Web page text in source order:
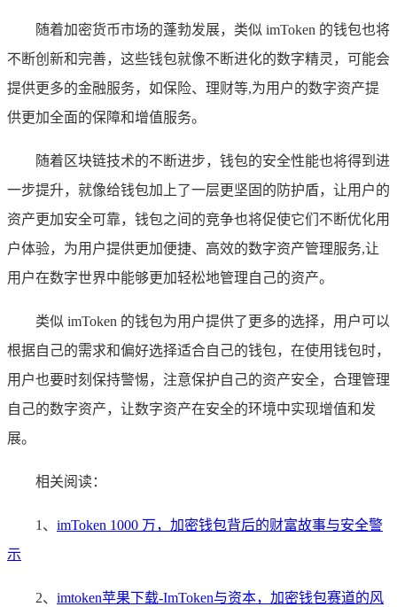
随着加密货币市场的蓬勃发展，类似 imToken 的钱包也将
不断创新和完善，这些钱包就像不断进化的数字精灵，可能会
提供更多的金融服务，如保险、理财等,为用户的数字资产提
供更加全面的保障和增值服务。
随着区块链技术的不断进步，钱包的安全性能也将得到进
一步提升，就像给钱包加上了一层更坚固的防护盾，让用户的
资产更加安全可靠，钱包之间的竞争也将促使它们不断优化用
户体验，为用户提供更加便捷、高效的数字资产管理服务,让
用户在数字世界中能够更加轻松地管理自己的资产。
类似 imToken 的钱包为用户提供了更多的选择，用户可以
根据自己的需求和偏好选择适合自己的钱包，在使用钱包时，
用户也要时刻保持警惕，注意保护自己的资产安全，合理管理
自己的数字资产，让数字资产在安全的环境中实现增值和发
展。
相关阅读：
1、 imToken 1000 万，加密钱包背后的财富故事与安全警
示
2、 imtoken苹果下载-ImToken与资本，加密钱包赛道的风